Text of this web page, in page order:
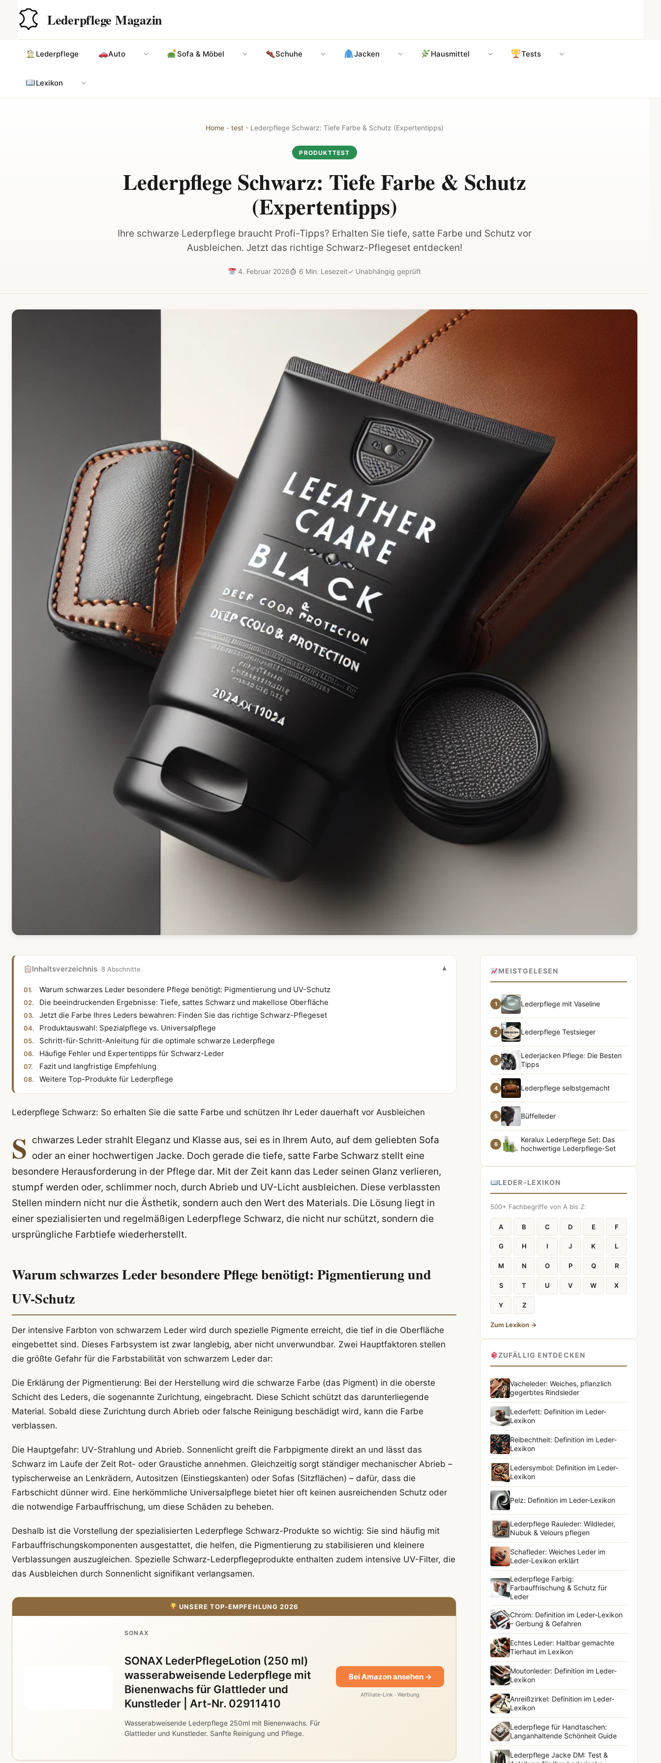
springen
Lederpflege Magazin
Lederpflege Auto Sofa & Möbel Schuhe Jacken Hausmittel Tests
Lexikon
Hauptinhalt
Home - test - Lederpflege Schwarz: Tiefe Farbe & Schutz (Expertentipps)
PRODUKTTEST
Lederpflege Schwarz: Tiefe Farbe & Schutz
(Expertentipps)
Ihre schwarze Lederpflege braucht Profi-Tipps? Erhalten Sie tiefe, satte Farbe und Schutz vor
Ausbleichen. Jetzt das richtige Schwarz-Pflegeset entdecken!
4. Februar 2026 6 Min. Lesezeit✓ Unabhängig geprüft
Inhaltsverzeichnis 8 Abschnitte
Warum schwarzes Leder besondere Pflege benötigt: Pigmentierung und UV-Schutz
Die beeindruckenden Ergebnisse: Tiefe, sattes Schwarz und makellose Oberfläche
Jetzt die Farbe Ihres Leders bewahren: Finden Sie das richtige Schwarz-Pflegeset
Produktauswahl: Spezialpflege vs. Universalpflege
Schritt-für-Schritt-Anleitung für die optimale schwarze Lederpflege
Häufige Fehler und Expertentipps für Schwarz-Leder
Fazit und langfristige Empfehlung
Weitere Top-Produkte für Lederpflege
Lederpflege Schwarz: So erhalten Sie die satte Farbe und schützen Ihr Leder dauerhaft vor Ausbleichen
S chwarzes Leder strahlt Eleganz und Klasse aus, sei es in Ihrem Auto, auf dem geliebten Sofa
oder an einer hochwertigen Jacke. Doch gerade die tiefe, satte Farbe Schwarz stellt eine
besondere Herausforderung in der Pflege dar. Mit der Zeit kann das Leder seinen Glanz verlieren,
stumpf werden oder, schlimmer noch, durch Abrieb und UV-Licht ausbleichen. Diese verblassten
Stellen mindern nicht nur die Ästhetik, sondern auch den Wert des Materials. Die Lösung liegt in
einer spezialisierten und regelmäßigen Lederpflege Schwarz, die nicht nur schützt, sondern die
ursprüngliche Farbtiefe wiederherstellt.
Warum schwarzes Leder besondere Pflege benötigt: Pigmentierung und
UV-Schutz
Der intensive Farbton von schwarzem Leder wird durch spezielle Pigmente erreicht, die tief in die Oberfläche
eingebettet sind. Dieses Farbsystem ist zwar langlebig, aber nicht unverwundbar. Zwei Hauptfaktoren stellen
die größte Gefahr für die Farbstabilität von schwarzem Leder dar:
Die Erklärung der Pigmentierung: Bei der Herstellung wird die schwarze Farbe (das Pigment) in die oberste
Schicht des Leders, die sogenannte Zurichtung, eingebracht. Diese Schicht schützt das darunterliegende
Material. Sobald diese Zurichtung durch Abrieb oder falsche Reinigung beschädigt wird, kann die Farbe
verblassen.
Die Hauptgefahr: UV-Strahlung und Abrieb. Sonnenlicht greift die Farbpigmente direkt an und lässt das
Schwarz im Laufe der Zeit Rot- oder Graustiche annehmen. Gleichzeitig sorgt ständiger mechanischer Abrieb –
typischerweise an Lenkrädern, Autositzen (Einstiegskanten) oder Sofas (Sitzflächen) – dafür, dass die
Farbschicht dünner wird. Eine herkömmliche Universalpflege bietet hier oft keinen ausreichenden Schutz oder
die notwendige Farbauffrischung, um diese Schäden zu beheben.
Deshalb ist die Vorstellung der spezialisierten Lederpflege Schwarz-Produkte so wichtig: Sie sind häufig mit
Farbauffrischungskomponenten ausgestattet, die helfen, die Pigmentierung zu stabilisieren und kleinere
Verblassungen auszugleichen. Spezielle Schwarz-Lederpflegeprodukte enthalten zudem intensive UV-Filter, die
das Ausbleichen durch Sonnenlicht signifikant verlangsamen.
UNSERE TOP-EMPFEHLUNG 2026
SONAX
SONAX LederPflegeLotion (250 ml)
wasserabweisende Lederpflege mit
Bienenwachs für Glattleder und
Kunstleder | Art-Nr. 02911410
Wasserabweisende Lederpflege 250ml mit Bienenwachs. Für
Glattleder und Kunstleder. Sanfte Reinigung und Pflege.
Bei Amazon ansehen →
Affiliate-Link · Werbung
MEISTGELESEN
1 Lederpflege mit Vaseline
2 Lederpflege Testsieger
3
Lederjacken Pflege: Die Besten
Tipps
4 Lederpflege selbstgemacht
5 Büffelleder
6
Keralux Lederpflege Set: Das
hochwertige Lederpflege-Set
LEDER-LEXIKON
500+ Fachbegriffe von A bis Z:
A B C D E F
G H I J K L
M N O P Q R
S T U V W X
Y Z
Zum Lexikon →
ZUFÄLLIG ENTDECKEN
Vacheleder: Weiches, pflanzlich
gegerbtes Rindsleder
Lederfett: Definition im Leder-
Lexikon
Reibechtheit: Definition im Leder-
Lexikon
Ledersymbol: Definition im Leder-
Lexikon
Pelz: Definition im Leder-Lexikon
Lederpflege Rauleder: Wildleder,
Nubuk & Velours pflegen
Schafleder: Weiches Leder im
Leder-Lexikon erklärt
Lederpflege Farbig:
Farbauffrischung & Schutz für
Leder
Chrom: Definition im Leder-Lexikon
– Gerbung & Gefahren
Echtes Leder: Haltbar gemachte
Tierhaut im Lexikon
Moutonleder: Definition im Leder-
Lexikon
Anreißzirkel: Definition im Leder-
Lexikon
Lederpflege für Handtaschen:
Langanhaltende Schönheit Guide
Lederpflege Jacke DM: Test &